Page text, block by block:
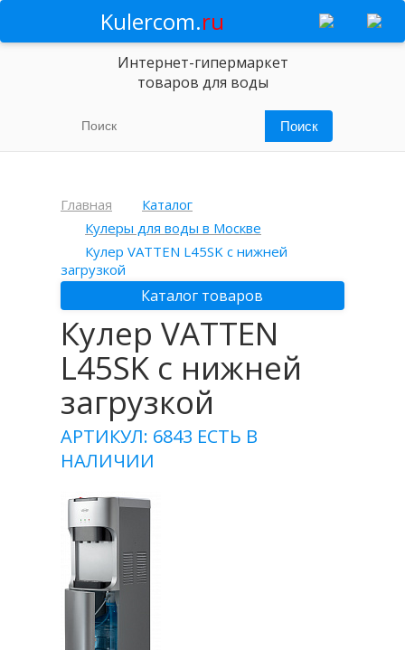
Kulercom.ru
Интернет-гипермаркет
товаров для воды
Главная
Каталог
Кулеры для воды в Москве
Кулер VATTEN L45SK с нижней
загрузкой
Каталог товаров
Кулер VATTEN
L45SK с нижней
загрузкой
АРТИКУЛ: 6843 ЕСТЬ В
НАЛИЧИИ